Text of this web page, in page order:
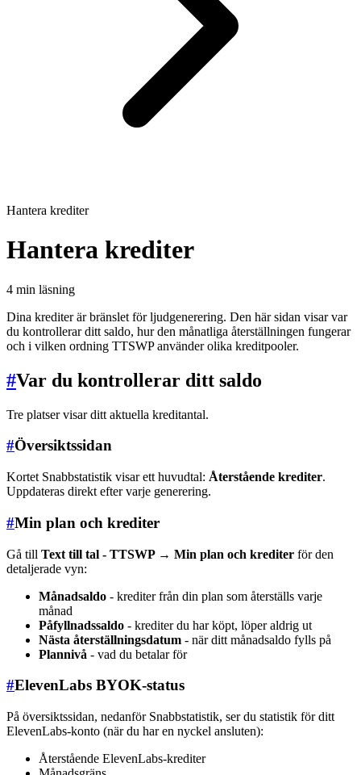
Hantera krediter
Hantera krediter
4 min läsning
Dina krediter är bränslet för ljudgenerering. Den här sidan visar var
du kontrollerar ditt saldo, hur den månatliga återställningen fungerar
och i vilken ordning TTSWP använder olika kreditpooler.
#Var du kontrollerar ditt saldo
Tre platser visar ditt aktuella kreditantal.
#Översiktssidan
Kortet Snabbstatistik visar ett huvudtal: Återstående krediter.
Uppdateras direkt efter varje generering.
#Min plan och krediter
Gå till Text till tal - TTSWP → Min plan och krediter för den
detaljerade vyn:
Månadsaldo - krediter från din plan som återställs varje
månad
Påfyllnadssaldo - krediter du har köpt, löper aldrig ut
Nästa återställningsdatum - när ditt månadsaldo fylls på
Plannivå - vad du betalar för
#ElevenLabs BYOK-status
På översiktssidan, nedanför Snabbstatistik, ser du statistik för ditt
ElevenLabs-konto (när du har en nyckel ansluten):
Återstående ElevenLabs-krediter